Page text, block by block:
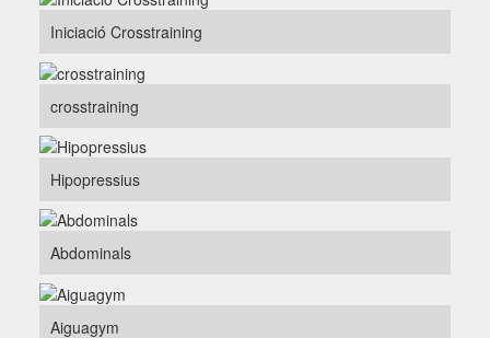
Iniciació Crosstraining
crosstraining
Hipopressius
Abdominals
Aiguagym